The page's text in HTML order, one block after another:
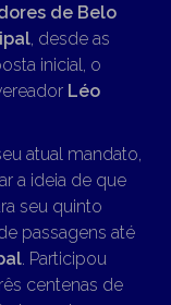
de Belo
, desde as
inicial, o
Léo
atual mandato,
a ideia de que
seu quinto
passagens até
. Participou
centenas de